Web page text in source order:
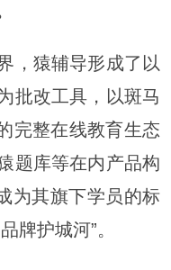
，猿辅导形成了以
批改工具，以斑马
完整在线教育生态
题库等在内产品构
为其旗下学员的标
牌护城河”。